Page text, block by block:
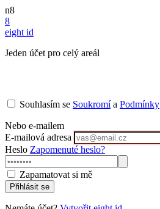
n8
8
eight id
Jeden účet pro celý areál
Souhlasím se Soukromía Podmínky
Nebo e-mailem
E-mailová adresa
Heslo Zapomenuté heslo?
Zapamatovat si mě
Přihlásit se